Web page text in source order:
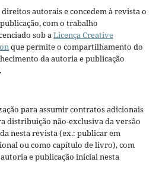
autorais e concedem à revista o
com o trabalho
sob aLicença Creative
que permite o compartilhamento do
da autoria e publicação
para assumir contratos adicionais
distribuição não-exclusiva da versão
nesta revista (ex.: publicar em
ou como capítulo de livro), com
e publicação inicial nesta